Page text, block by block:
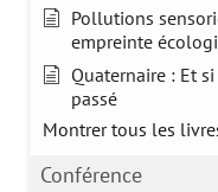
Pollutions
empreinte
Quaternaire : Et
passé
Montrer tous les
Conférence